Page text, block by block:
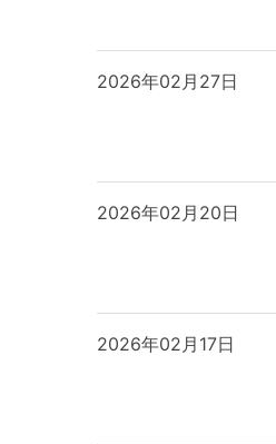
2026年02月27日
2026年02月20日
2026年02月17日
個室ブース・パーテ